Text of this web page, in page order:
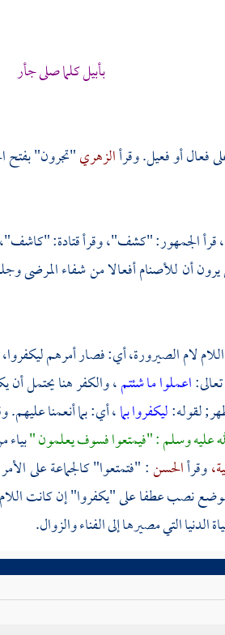
بأبيل كلما صلى جأر
فعال أو فعيل. وقرأالزهري"تجرون" بفتح
، قرأ الجمهور: "كشف"، وقرأ قتادة:
يرون أن للأصنام أفعالا من شفاء المرضى
لام الصيرورة، أي: فصار أمرهم
اعملوا ما شئتم، والكفر هنا يحتمل أن
لقوله:ليكفروا بما، أي: بما أنعمنا
عليه وسلم : "فيمتعوا فسوف يعلمون "
وقرأالحسن: "فتمتعوا" كالجماعة على
نصب عطفا على "يكفروا" إن كانت اللام
الدنيا التي مصيرها إلى الفناء والزوال.